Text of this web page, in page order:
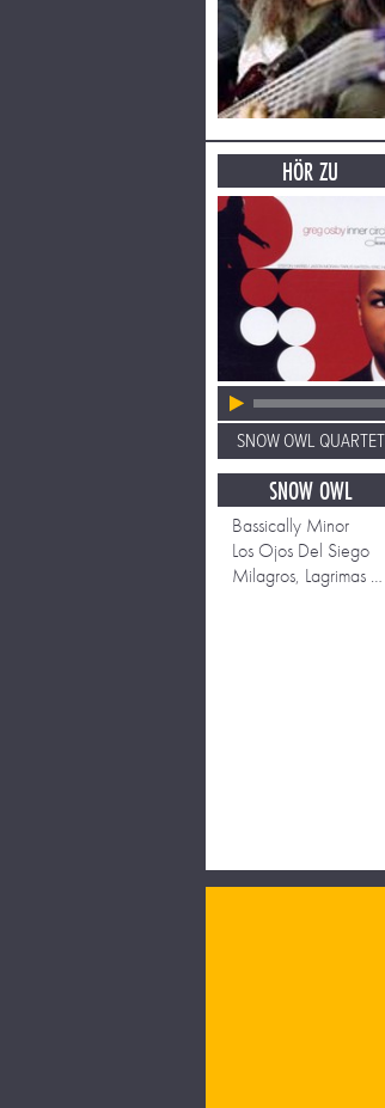
HÖR ZU
SNOW OWL QUARTET
SNOW OWL
Bassically Minor
Los Ojos Del Siego
Milagros, Lagrimas Y El Destino